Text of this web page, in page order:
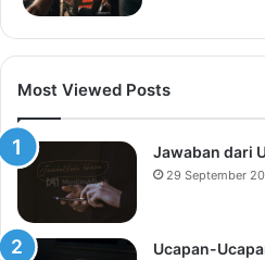
Most Viewed Posts
Jawaban dari
29 September
Ucapan-